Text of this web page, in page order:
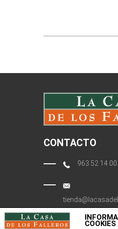
CONTACTO
963 52 14 00
Calle
COOKIES